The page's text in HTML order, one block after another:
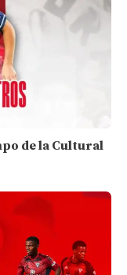
de la Cultural